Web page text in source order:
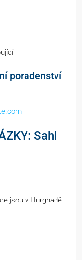
poradenství
Sahl
jsou v Hurghadě